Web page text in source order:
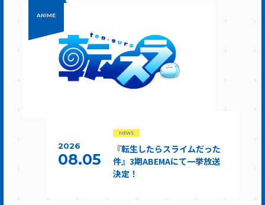
ANIME
2026
08.05
NEWS
『転生したらスライムだった
件』3期ABEMAにて一挙放送
決定！